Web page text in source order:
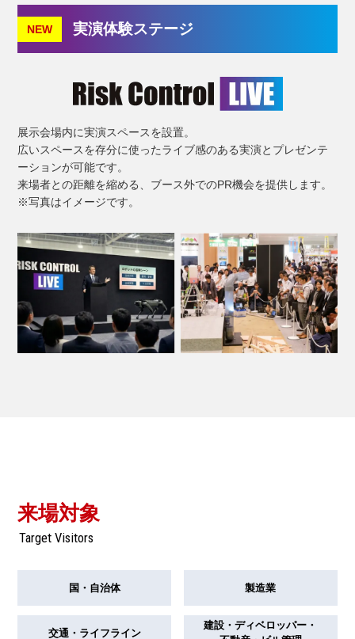
NEW 実演体験ステージ
展示会場内に実演スペースを設置。
広いスペースを存分に使ったライブ感のある実演とプレゼンテ
ーションが可能です。
来場者との距離を縮める、ブース外でのPR機会を提供します。
※写真はイメージです。
来場対象
Target Visitors
国・自治体 製造業
交通・ライフライン
建設・ディベロッパー・